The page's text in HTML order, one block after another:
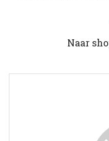
Naar